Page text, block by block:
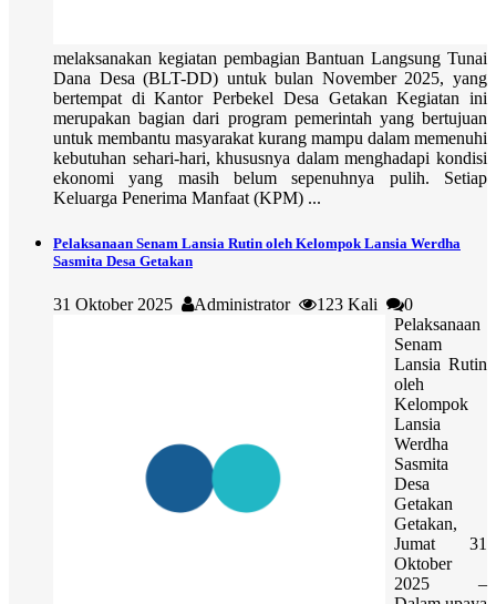
melaksanakan kegiatan pembagian Bantuan Langsung Tunai
Dana Desa (BLT-DD) untuk bulan November 2025, yang
bertempat di Kantor Perbekel Desa Getakan Kegiatan ini
merupakan bagian dari program pemerintah yang bertujuan
untuk membantu masyarakat kurang mampu dalam memenuhi
kebutuhan sehari-hari, khususnya dalam menghadapi kondisi
ekonomi yang masih belum sepenuhnya pulih. Setiap
Keluarga Penerima Manfaat (KPM) ...
Pelaksanaan Senam Lansia Rutin oleh Kelompok Lansia Werdha
Sasmita Desa Getakan
31 Oktober 2025 Administrator 123 Kali
0
Pelaksanaan
Senam
Lansia Rutin
oleh
Kelompok
Lansia
Werdha
Sasmita
Desa
Getakan
Getakan,
Jumat 31
Oktober
2025 –